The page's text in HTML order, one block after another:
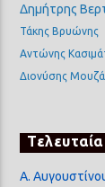
Δημήτρης
Τάκης Βρυώνης
Αντώνης
Διονύσης
Α.